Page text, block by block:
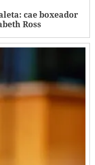
cae boxeador
Ross